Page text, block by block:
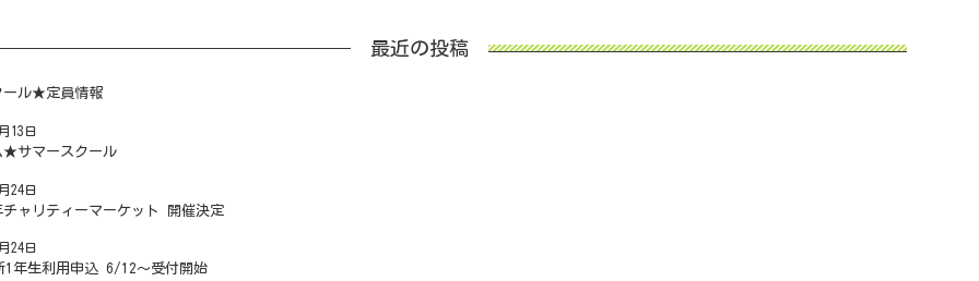
最近の投稿
ール★定員情報
13日
★サマースクール
24日
チャリティーマーケット 開催決定
24日
1年生利用申込 6/12～受付開始